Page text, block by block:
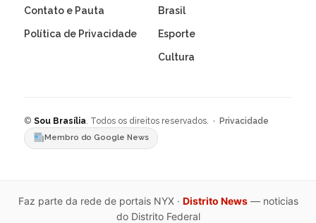
Contato e Pauta
Política de Privacidade
Brasil
Esporte
Cultura
© Sou Brasília . Todos os direitos reservados. · Privacidade
Membro do Google News
Faz parte da rede de portais NYX · Distrito News— noticias
do Distrito Federal